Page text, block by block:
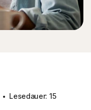
Lesedauer: 15